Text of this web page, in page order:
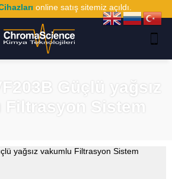
online satış sitemiz açıldı.
Güçlü yağsız
Filtrasyon Sistem